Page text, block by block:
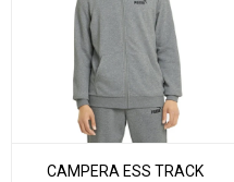
CAMPERA ESS TRACK